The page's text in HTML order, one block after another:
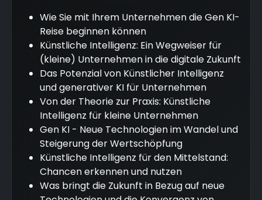
Wie Sie mit Ihrem Unternehmen die Gen KI-
Reise beginnen können
Künstliche Intelligenz: Ein Wegweiser für
(kleine) Unternehmen in die digitale Zukunft
Das Potenzial von Künstlicher Intelligenz
und generativer KI für Unternehmen
Von der Theorie zur Praxis: Künstliche
Intelligenz für kleine Unternehmen
Gen KI - Neue Technologien im Wandel und
Steigerung der Wertschöpfung
Künstliche Intelligenz für den Mittelstand:
Chancen erkennen und nutzen
Was bringt die Zukunft in Bezug auf neue